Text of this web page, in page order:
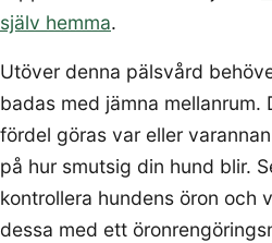
själv hemma.
Utöver denna pälsvård
badas med jämna mellanrum.
fördel göras var eller
på hur smutsig din hund blir.
kontrollera hundens öron och
dessa med ett